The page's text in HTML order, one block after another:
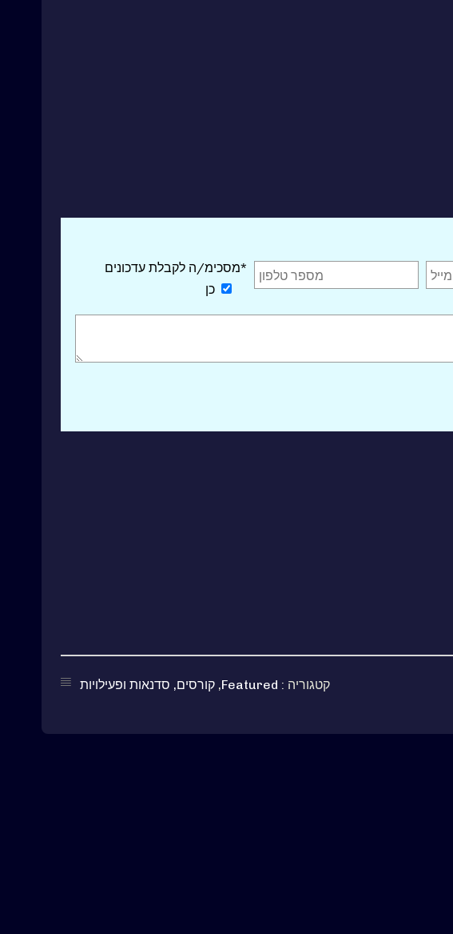
*מסכימ/ה לקבלת עדכונים
כן
קטגוריה : Featured
, קורסים, סדנאות ופעילויות